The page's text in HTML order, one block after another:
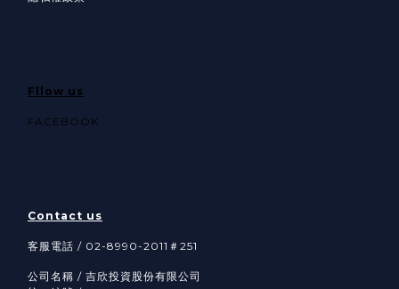
Fllow us
FACEBOOK
Contact us
客服電話 / 02-8990-2011＃251
公司名稱 / 吉欣投資股份有限公司